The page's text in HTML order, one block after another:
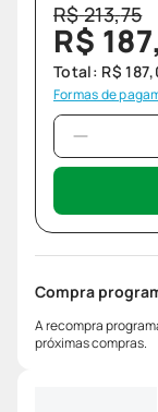
R$213,75
R$ 187,
Total: R$ 187,
Formas de
Compra
A recompra
próximas compras.